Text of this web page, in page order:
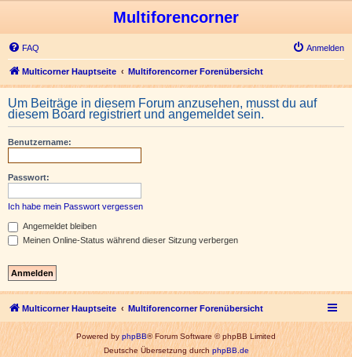
Multiforencorner
FAQ Anmelden
Multicorner Hauptseite Multiforencorner Forenübersicht
Um Beiträge in diesem Forum anzusehen, musst du auf
diesem Board registriert und angemeldet sein.
Benutzername:
Passwort:
Ich habe mein Passwort vergessen
Angemeldet bleiben
Meinen Online-Status während dieser Sitzung verbergen
Multicorner Hauptseite Multiforencorner Forenübersicht
Powered byphpBB® Forum Software © phpBB Limited
Deutsche Übersetzung durchphpBB.de